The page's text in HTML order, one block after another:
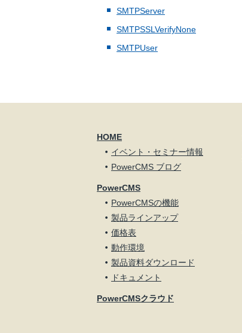
SMTPServer
SMTPSSLVerifyNone
SMTPUser
HOME
イベント・セミナー情報
PowerCMS ブログ
PowerCMS
PowerCMSの機能
製品ラインアップ
価格表
動作環境
製品資料ダウンロード
ドキュメント
PowerCMSクラウド